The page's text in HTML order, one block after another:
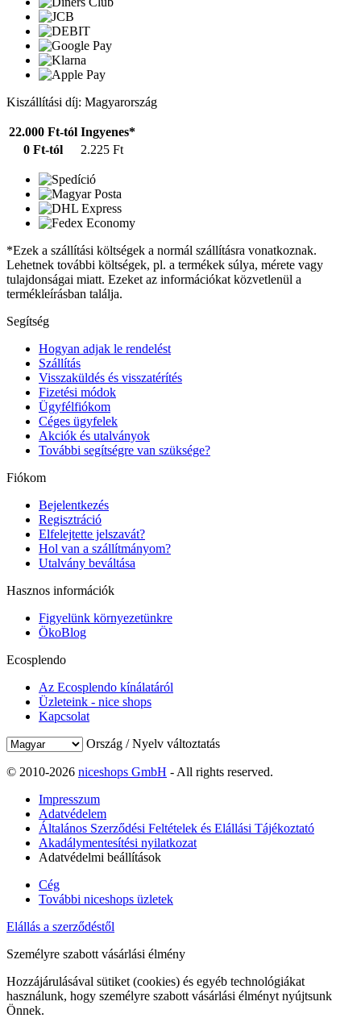
Kiszállítási díj: Magyarország
22.000 Ft-tól Ingyenes*
0 Ft-tól
2.225 Ft
*Ezek a szállítási költségek a normál szállításra vonatkoznak.
Lehetnek további költségek, pl. a termékek súlya, mérete vagy
tulajdonságai miatt. Ezeket az információkat közvetlenül a
termékleírásban találja.
Segítség
Hogyan adjak le rendelést
Szállítás
Visszaküldés és visszatérítés
Fizetési módok
Ügyfélfiókom
Céges ügyfelek
Akciók és utalványok
További segítségre van szüksége?
Fiókom
Bejelentkezés
Regisztráció
Elfelejtette jelszavát?
Hol van a szállítmányom?
Utalvány beváltása
Hasznos információk
Figyelünk környezetünkre
ÖkoBlog
Ecosplendo
Az Ecosplendo kínálatáról
Üzleteink - nice shops
Kapcsolat
Ország / Nyelv változtatás
© 2010-2026 niceshops GmbH - All rights reserved.
Impresszum
Adatvédelem
Általános Szerződési Feltételek és Elállási Tájékoztató
Akadálymentesítési nyilatkozat
Adatvédelmi beállítások
Cég
További niceshops üzletek
Elállás a szerződéstől
Személyre szabott vásárlási élmény
Hozzájárulásával sütiket (cookies) és egyéb technológiákat
használunk, hogy személyre szabott vásárlási élményt nyújtsunk
Önnek.